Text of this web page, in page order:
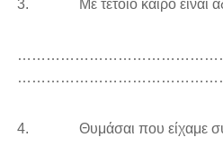
3. Με τέτοιο καιρό είναι
4. Θυμάσαι που είχαμε